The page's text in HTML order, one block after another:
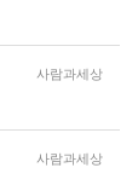
사람과세상
사람과세상